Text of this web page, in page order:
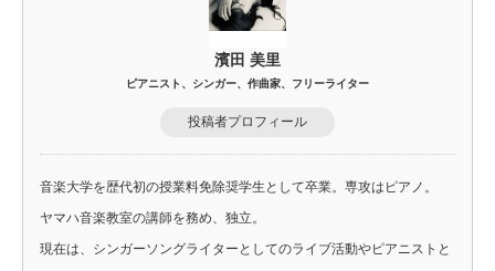
濱田 美里
ピアニスト、シンガー、作曲家、フリーライター
投稿者プロフィール
音楽大学を歴代初の授業料免除奨学生として卒業。専攻はピアノ。
ヤマハ音楽教室の講師を務め、独立。
現在は、シンガーソングライターとしてのライブ活動やピアニストと